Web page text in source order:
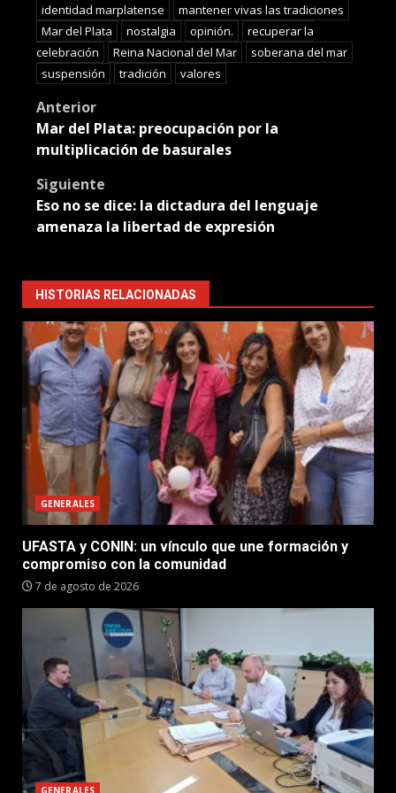
identidad marplatense
mantener vivas las tradiciones
Mar del Plata
nostalgia opinión.
recuperar la
celebración
Reina Nacional del Mar
soberana del mar
suspensión
tradición valores
Post
navigation
Anterior
Mar del Plata: preocupación por la
multiplicación de basurales
Siguiente
Eso no se dice: la dictadura del lenguaje
amenaza la libertad de expresión
HISTORIAS RELACIONADAS
GENERALES
UFASTA y CONIN: un vínculo que une formación y
compromiso con la comunidad
7 de agosto de 2026
GENERALES